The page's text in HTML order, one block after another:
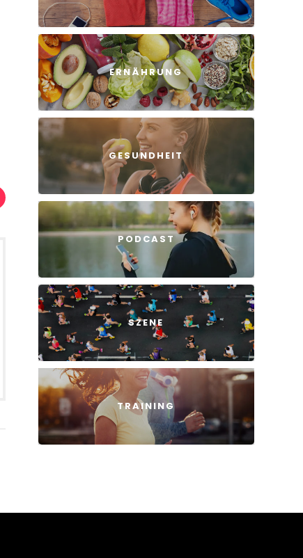
ERNÄHRUNG
GESUNDHEIT
PODCAST
SZENE
TRAINING